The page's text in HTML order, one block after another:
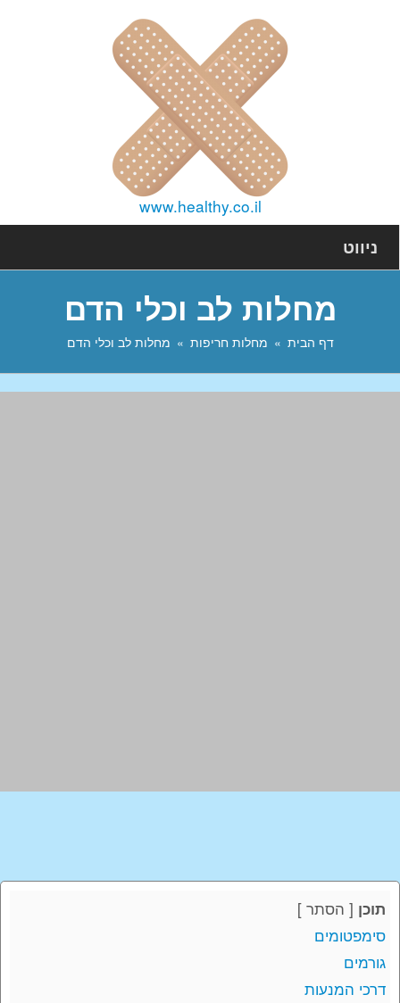
www.healthy.co.il
ניווט
מחלות לב וכלי הדם
דף הבית מחלות חריפות מחלות לב וכלי הדם
תוכן [ הסתר ]
סימפטומים
גורמים
דרכי המנעות